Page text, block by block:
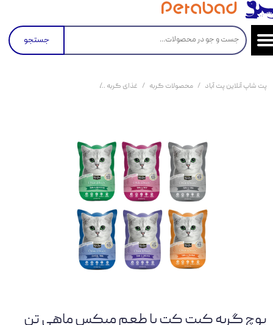
جستجو
پت شاپ آنلاین پت آباد محصولات گربه غذای گربه
پوچ گربه کیت کت با طعم میکس ماهی تن